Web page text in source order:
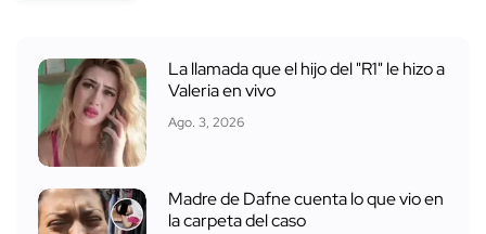
La llamada que el hijo del "R1" le hizo a
Valeria en vivo
Ago. 3, 2026
Madre de Dafne cuenta lo que vio en
la carpeta del caso